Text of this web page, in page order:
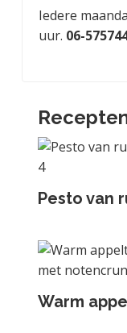
Iedere
uur. 06-
Pesto van
Warm